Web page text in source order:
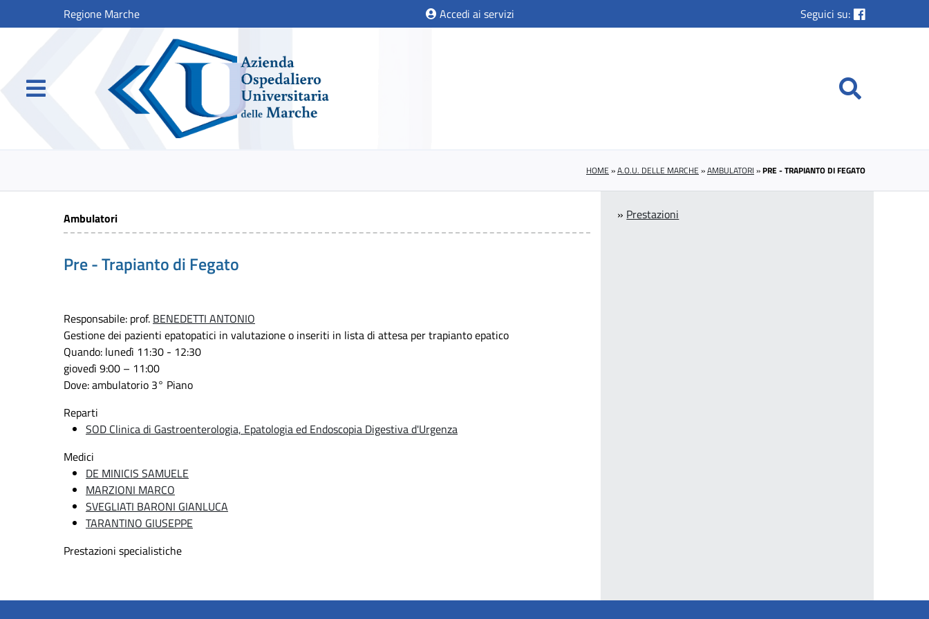
Regione Marche Accedi ai servizi Seguici su:
HOME »A.O.U. DELLE MARCHE »AMBULATORI »PRE - TRAPIANTO DI FEGATO
Ambulatori
Pre - Trapianto di Fegato
Responsabile: prof. BENEDETTI ANTONIO
Gestione dei pazienti epatopatici in valutazione o inseriti in lista di attesa per trapianto epatico
Quando: lunedì 11:30 - 12:30
giovedì 9:00 – 11:00
Dove:ambulatorio 3° Piano
Reparti
SOD Clinica di Gastroenterologia, Epatologia ed Endoscopia Digestiva d'Urgenza
Medici
DE MINICIS SAMUELE
MARZIONI MARCO
SVEGLIATI BARONI GIANLUCA
TARANTINO GIUSEPPE
Prestazioni specialistiche
» Prestazioni